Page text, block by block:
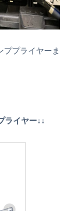
ププライヤーま
ライヤー↓↓